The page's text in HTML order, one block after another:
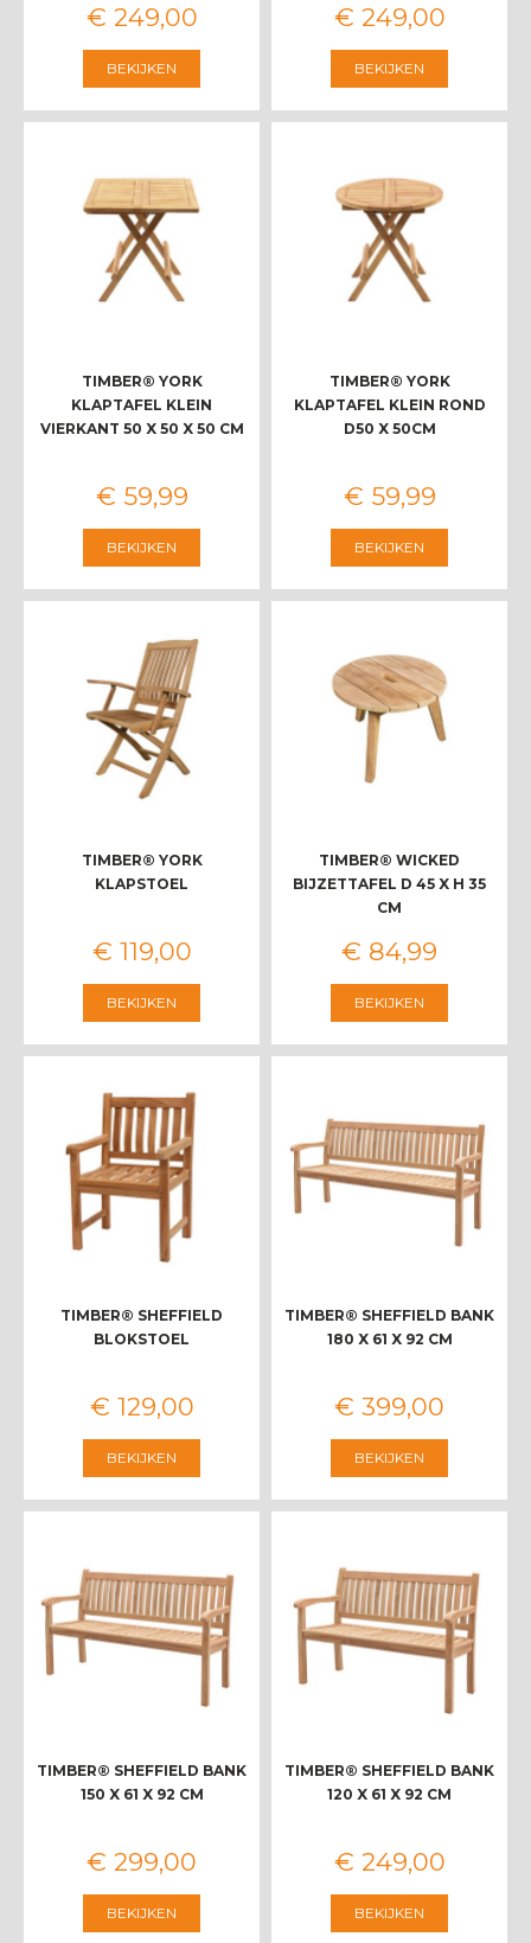
€ 249,00
BEKIJKEN
€ 249,00
BEKIJKEN
TIMBER® YORK
KLAPTAFEL KLEIN
VIERKANT 50 X 50 X 50 CM
€ 59,99
BEKIJKEN
TIMBER® YORK
KLAPTAFEL KLEIN ROND
D50 X 50CM
€ 59,99
BEKIJKEN
TIMBER® YORK
KLAPSTOEL
€ 119,00
BEKIJKEN
TIMBER® WICKED
BIJZETTAFEL D 45 X H 35
CM
€ 84,99
BEKIJKEN
TIMBER® SHEFFIELD
BLOKSTOEL
€ 129,00
BEKIJKEN
TIMBER® SHEFFIELD BANK
180 X 61 X 92 CM
€ 399,00
BEKIJKEN
TIMBER® SHEFFIELD BANK
150 X 61 X 92 CM
€ 299,00
BEKIJKEN
TIMBER® SHEFFIELD BANK
120 X 61 X 92 CM
€ 249,00
BEKIJKEN